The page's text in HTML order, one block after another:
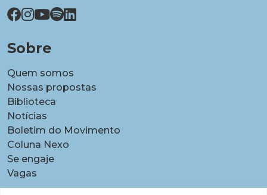
Sobre
Quem somos
Nossas propostas
Biblioteca
Notícias
Boletim do Movimento
Coluna Nexo
Se engaje
Vagas